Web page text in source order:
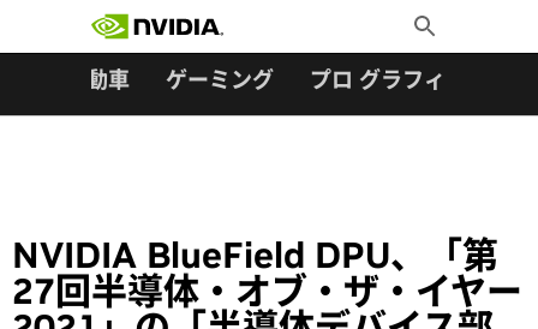
Toggle
Search
自動車 ゲーミング プロ グラフィックス
NVIDIA BlueField DPU、「第
27回半導体・オブ・ザ・イヤー